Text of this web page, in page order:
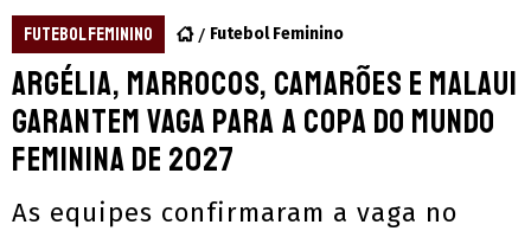
FUTEBOL FEMININO Futebol Feminino
Argélia, Marrocos, Camarões e Malaui
garantem vaga para a Copa do Mundo
Feminina de 2027
As equipes confirmaram a vaga no